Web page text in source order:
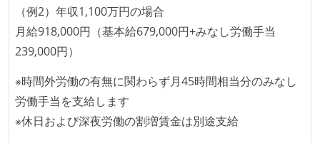
rxjava
carthage fastlane
elasticsearch
kibana jenkins
ーまたはペアプログラミングを実施している
「リファクタリングは随時行われるべき」という価値
観をメンバー全員が共有しており、日常的に実施して
いる
何らかのコーディング規約をチーム全体で遵守するよ
うにしている
（例2）年収1,100万円の場合
月給918,000円（基本給679,000円+みなし労働手当
239,000円）
※時間外労働の有無に関わらず月45時間相当分のみなし
労働手当を支給します
※休日および深夜労働の割増賃金は別途支給